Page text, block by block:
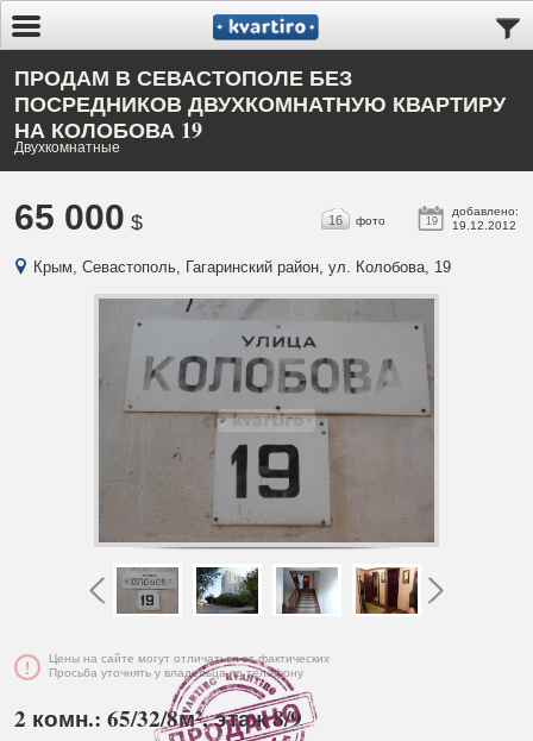
ПРОДАМ В СЕВАСТОПОЛЕ БЕЗ
ПОСРЕДНИКОВ ДВУХКОМНАТНУЮ КВАРТИРУ
НА КОЛОБОВА 19
Двухкомнатные
65 000 $ 19
добавлено:
19.12.2012
16 фото
Крым, Севастополь, Гагаринский район, ул. Колобова, 19
Цены на сайте могут отличаться от фактических
Просьба уточнять у владельца по телефону
2 комн.: 65/32/8м², этаж 8/9